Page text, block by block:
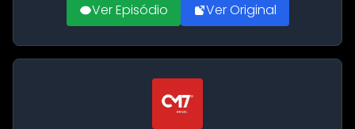
Ver Episódio Ver Original